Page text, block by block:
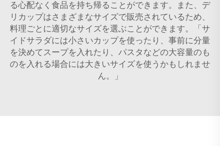
る心配なく食品を持ち帰ることができます。また、デ
リカップはさまざまなサイズで販売されているため、
料理ごとに適切なサイズを選ぶことができます。「サ
イドサラダには小さいカップを使ったり、事前に分量
を決めてスープを入れたり、パスタなどの大容量のも
のを入れる場合には大きいサイズを使うかもしれませ
ん。」